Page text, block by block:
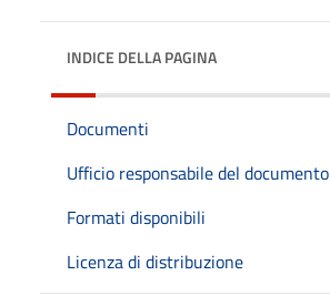
INDICE DELLA PAGINA
Documenti
Ufficio responsabile del documento
Formati disponibili
Licenza di distribuzione